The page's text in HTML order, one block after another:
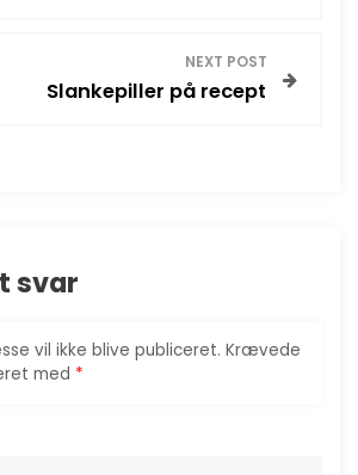
NEXT POST
Slankepiller på recept
svar
vil ikke blive publiceret. Krævede
med *